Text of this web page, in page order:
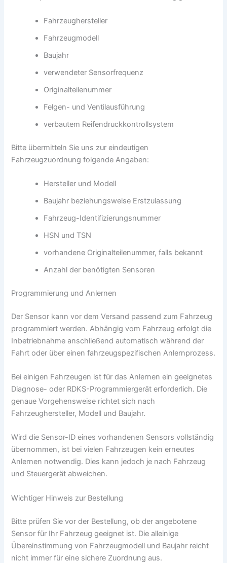
Fahrzeughersteller
Fahrzeugmodell
Baujahr
verwendeter Sensorfrequenz
Originalteilenummer
Felgen- und Ventilausführung
verbautem Reifendruckkontrollsystem
Bitte übermitteln Sie uns zur eindeutigen
Fahrzeugzuordnung folgende Angaben:
Hersteller und Modell
Baujahr beziehungsweise Erstzulassung
Fahrzeug-Identifizierungsnummer
HSN und TSN
vorhandene Originalteilenummer, falls bekannt
Anzahl der benötigten Sensoren
Programmierung und Anlernen
Der Sensor kann vor dem Versand passend zum Fahrzeug
programmiert werden. Abhängig vom Fahrzeug erfolgt die
Inbetriebnahme anschließend automatisch während der
Fahrt oder über einen fahrzeugspezifischen Anlernprozess.
Bei einigen Fahrzeugen ist für das Anlernen ein geeignetes
Diagnose- oder RDKS-Programmiergerät erforderlich. Die
genaue Vorgehensweise richtet sich nach
Fahrzeughersteller, Modell und Baujahr.
Wird die Sensor-ID eines vorhandenen Sensors vollständig
übernommen, ist bei vielen Fahrzeugen kein erneutes
Anlernen notwendig. Dies kann jedoch je nach Fahrzeug
und Steuergerät abweichen.
Wichtiger Hinweis zur Bestellung
Bitte prüfen Sie vor der Bestellung, ob der angebotene
Sensor für Ihr Fahrzeug geeignet ist. Die alleinige
Übereinstimmung von Fahrzeugmodell und Baujahr reicht
nicht immer für eine sichere Zuordnung aus.